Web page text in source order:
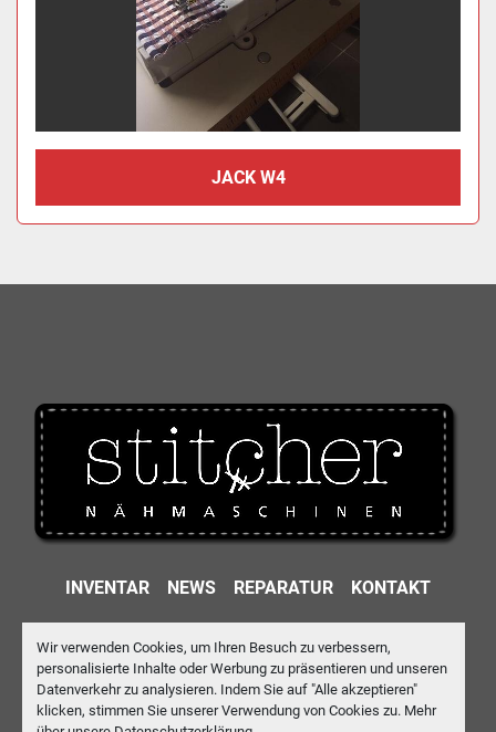
Wir verwenden Cookies, um Ihren Besuch zu verbessern,
personalisierte Inhalte oder Werbung zu präsentieren und unseren
Datenverkehr zu analysieren. Indem Sie auf "Alle akzeptieren"
klicken, stimmen Sie unserer Verwendung von Cookies zu. Mehr
JACK W4
INVENTAR NEWS REPARATUR KONTAKT
Machinio System-Website vonMachinio
Cookie-Einstellungen